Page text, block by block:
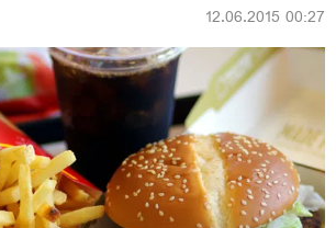
00:27 12.06.2015